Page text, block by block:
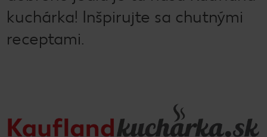
kuchárka! Inšpirujte sa chutnými
receptami.